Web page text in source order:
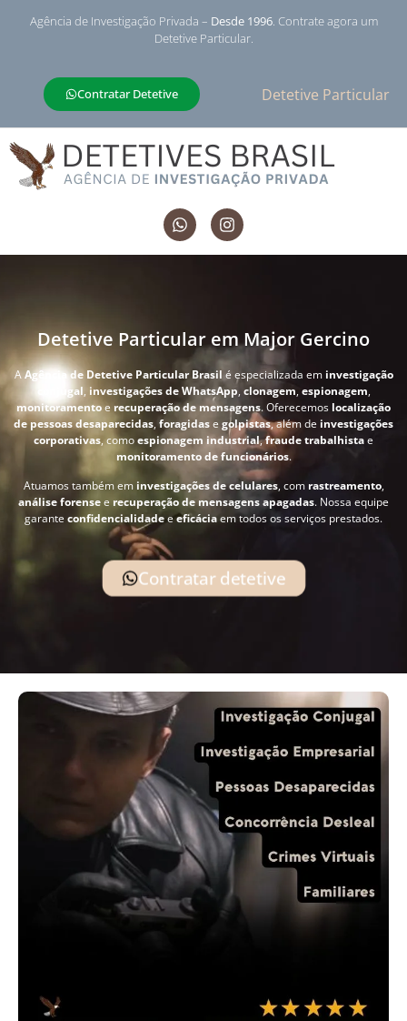
Agência de Investigação Privada – Desde 1996. Contrate agora um
Detetive Particular.
Contratar Detetive Detetive Particular
Detetive Particular em Major Gercino
AAgência de Detetive Particular Brasil é especializada em investigação
conjugal, investigações de WhatsApp, clonagem,espionagem,
monitoramentoe recuperação de mensagens. Oferecemos localização
de pessoas desaparecidas, foragidase golpistas, além de investigações
corporativas, comoespionagem industrial,fraude trabalhistae
monitoramento de funcionários.
Atuamos também em investigações de celulares, com rastreamento,
análise forensee recuperação de mensagens apagadas. Nossa equipe
garante confidencialidadeeeficáciaem todos os serviços prestados.
Contratar detetive